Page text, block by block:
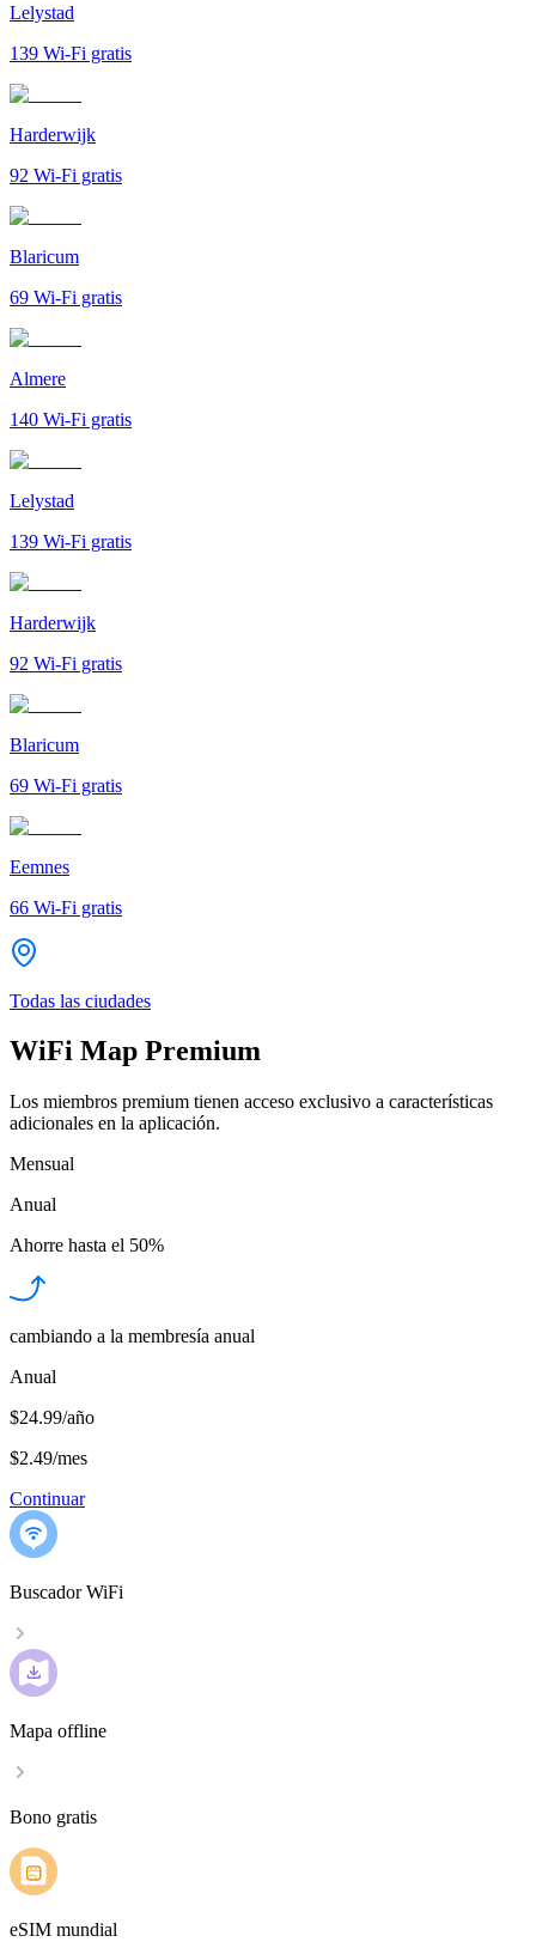
Lelystad
139 Wi-Fi gratis
Harderwijk
92 Wi-Fi gratis
Blaricum
69 Wi-Fi gratis
Almere
140 Wi-Fi gratis
Lelystad
139 Wi-Fi gratis
Harderwijk
92 Wi-Fi gratis
Blaricum
69 Wi-Fi gratis
Eemnes
66 Wi-Fi gratis
Todas las ciudades
WiFi Map Premium
Los miembros premium tienen acceso exclusivo a características
adicionales en la aplicación.
Mensual
Anual
Ahorre hasta el 50%
cambiando a la membresía anual
Anual
$24.99/año
$2.49/mes
Continuar
Buscador WiFi
Mapa offline
Bono gratis
eSIM mundial